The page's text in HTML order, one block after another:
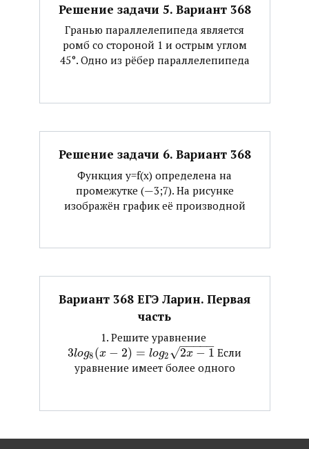
Решение задачи 5. Вариант 368
Гранью параллелепипеда является
ромб со стороной 1 и острым углом
45°. Одно из рёбер параллелепипеда
Решение задачи 6. Вариант 368
Функция y=f(x) определена на
промежутке (—3;7). На рисунке
изображён график её производной
Вариант 368 ЕГЭ Ларин. Первая
часть
1. Решите уравнение ​
3log8 (x − 2) = log2 2x − 1
− −
−−−
√
​ Если
уравнение имеет более одного